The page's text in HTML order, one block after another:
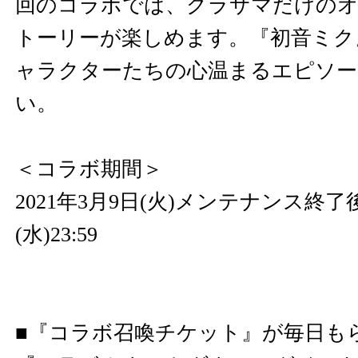
回のコラボでは、グラサマだけの
トーリーが楽しめます。『初音ミ
ャラクターたちの心温まるエピソ
い。
＜コラボ期間＞
2021年3月9日(火)メンテナンス終了
(水)23:59
■『コラボ召喚チケット』が毎日も